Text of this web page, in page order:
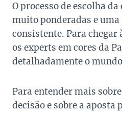
O processo de escolha
muito ponderadas e
consistente. Para chegar
os experts em cores da
detalhadamente o
Para entender mais
decisão e sobre a aposta